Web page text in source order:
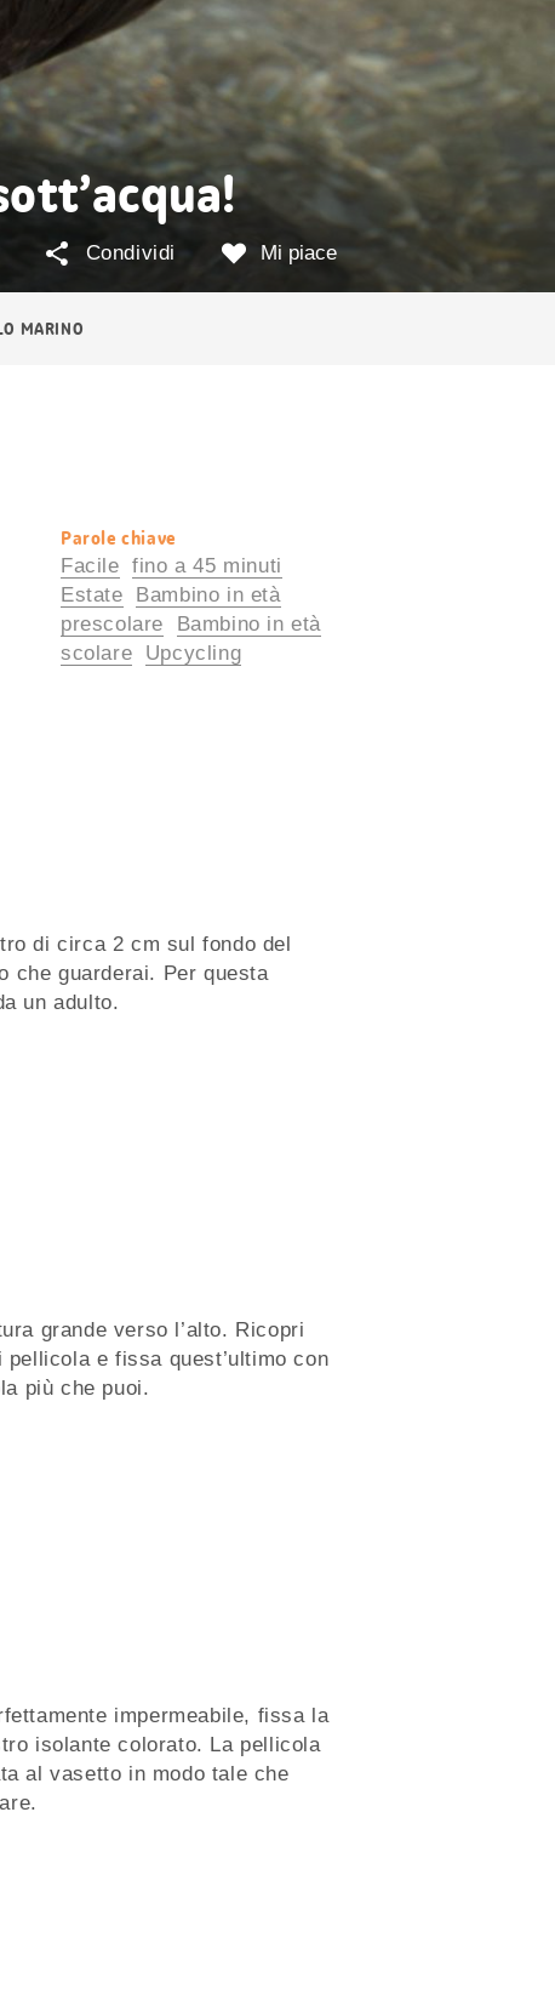
MARINO
Mi piace
Condividi
Informazioni
utili
Parole chiave
Facile fino a 45 minuti
Estate
Bambino in età
prescolare
Bambino in età
scolare
Upcycling
di circa 2 cm sul fondo del
che guarderai. Per questa
un adulto.
grande verso l’alto. Ricopri
pellicola e fissa quest’ultimo con
più che puoi.
impermeabile, fissa la
isolante colorato. La pellicola
al vasetto in modo tale che